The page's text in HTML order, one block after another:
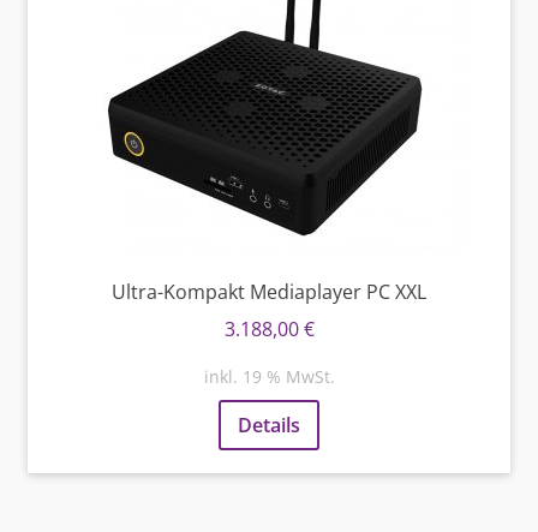
Ultra-Kompakt Mediaplayer PC XXL
3.188,00€
inkl. 19 % MwSt.
Details